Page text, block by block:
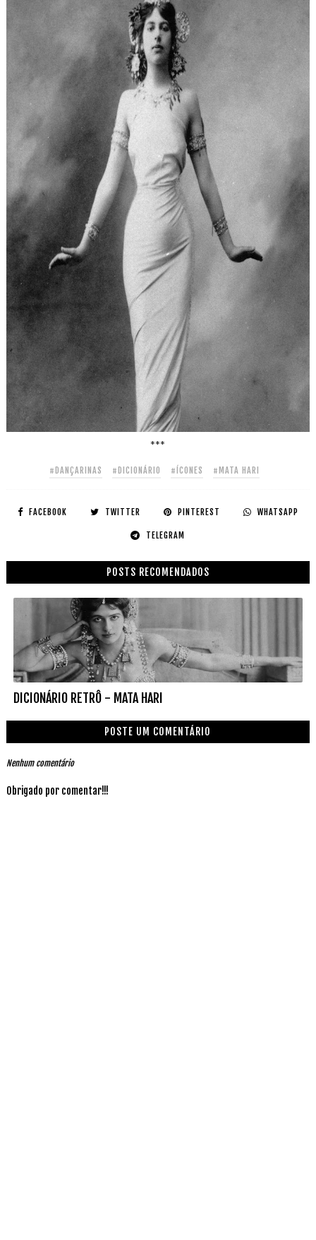
***
#DANÇARINAS #DICIONÁRIO #ÍCONES #MATA HARI
FACEBOOK TWITTER PINTEREST WHATSAPP
TELEGRAM
POSTS RECOMENDADOS
DICIONÁRIO RETRÔ - MATA HARI
POSTE UM COMENTÁRIO
Nenhum comentário
Obrigado por comentar!!!